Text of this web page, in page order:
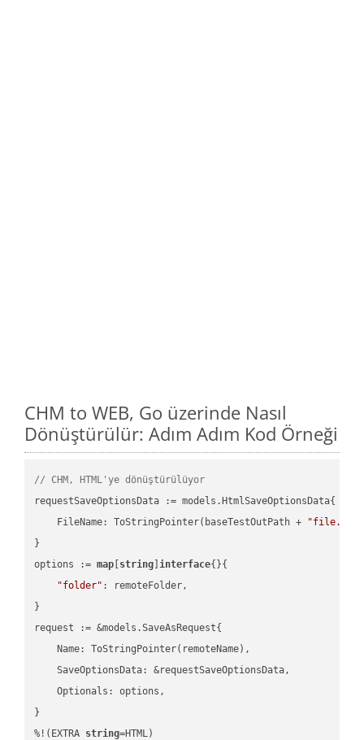
CHM to WEB, Go üzerinde Nasıl
Dönüştürülür: Adım Adım Kod Örneği
// CHM, HTML'ye dönüştürülüyor
requestSaveOptionsData := models.HtmlSaveOptionsData{
    FileName: ToStringPointer(baseTestOutPath +
"file.CHM"
}
options := map string ]interface{}{
"folder" : remoteFolder,
}
request := &models.SaveAsRequest{
    Name: ToStringPointer(remoteName),
    SaveOptionsData: &requestSaveOptionsData,
    Optionals: options,
}
%!(EXTRA string